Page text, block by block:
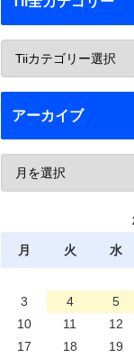
アーカイブ
月 火 水
3
4 5
10
11 12
17
18 19